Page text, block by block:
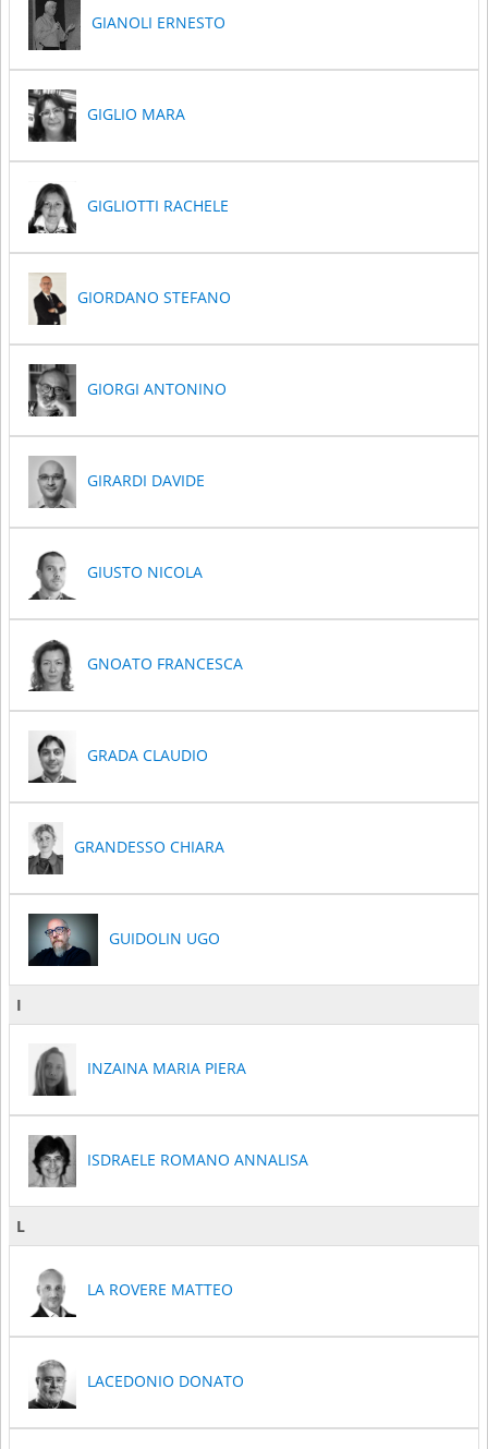
GIANOLI ERNESTO
GIGLIO MARA
GIGLIOTTI RACHELE
GIORDANO STEFANO
GIORGI ANTONINO
GIRARDI DAVIDE
GIUSTO NICOLA
GNOATO FRANCESCA
GRADA CLAUDIO
GRANDESSO CHIARA
GUIDOLIN UGO
I
INZAINA MARIA PIERA
ISDRAELE ROMANO ANNALISA
L
LA ROVERE MATTEO
LACEDONIO DONATO